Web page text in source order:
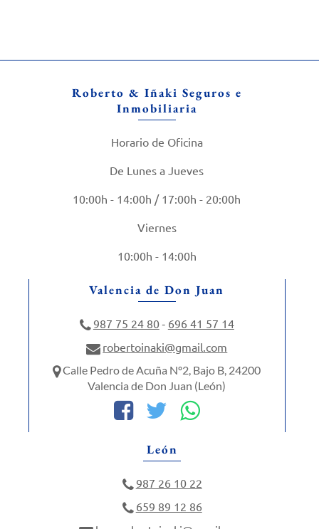
Roberto & Iñaki Seguros e
Inmobiliaria
Horario de Oficina
De Lunes a Jueves
10:00h - 14:00h / 17:00h - 20:00h
Viernes
10:00h - 14:00h
Valencia de Don Juan
987 75 24 80- 696 41 57 14
robertoinaki@gmail.com
Calle Pedro de Acuña Nº2, Bajo B, 24200
Valencia de Don Juan (León)
León
987 26 10 22
659 89 12 86